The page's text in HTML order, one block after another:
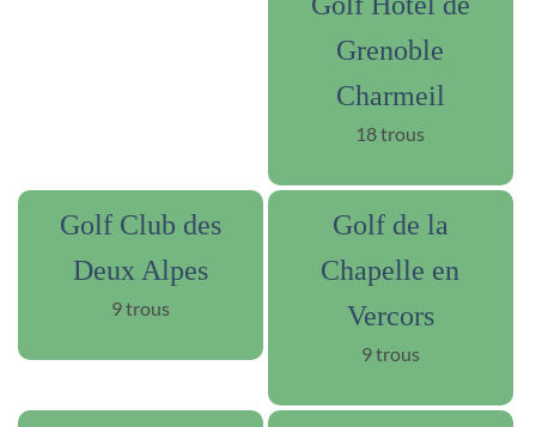
Grenoble
Charmeil
18 trous
Golf Club des
Deux Alpes
9 trous
Golf de la
Chapelle en
Vercors
9 trous